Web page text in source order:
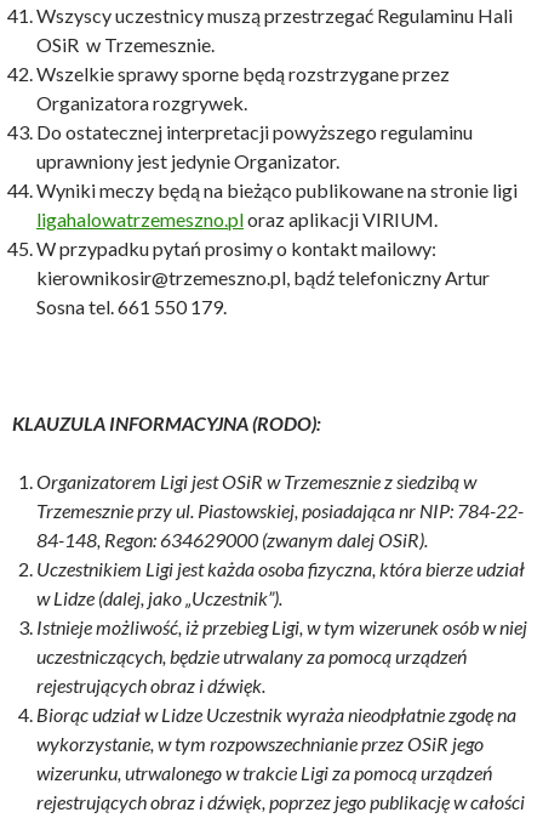
Wszyscy uczestnicy muszą przestrzegać Regulaminu Hali
OSiR w Trzemesznie.
Wszelkie sprawy sporne będą rozstrzygane przez
Organizatora rozgrywek.
Do ostatecznej interpretacji powyższego regulaminu
uprawniony jest jedynie Organizator.
Wyniki meczy będą na bieżąco publikowane na stronie ligi
ligahalowatrzemeszno.ploraz aplikacji VIRIUM.
W przypadku pytań prosimy o kontakt mailowy:
kierownikosir@trzemeszno.pl, bądź telefoniczny Artur
Sosna tel. 661 550 179.
KLAUZULA INFORMACYJNA (RODO):
Organizatorem Ligi jest OSiR w Trzemesznie z siedzibą w
Trzemesznie przy ul. Piastowskiej, posiadająca nr NIP: 784-22-
84-148, Regon: 634629000 (zwanym dalej OSiR).
Uczestnikiem Ligi jest każda osoba fizyczna, która bierze udział
w Lidze (dalej, jako „Uczestnik”).
Istnieje możliwość, iż przebieg Ligi, w tym wizerunek osób w niej
uczestniczących, będzie utrwalany za pomocą urządzeń
rejestrujących obraz i dźwięk.
Biorąc udział w Lidze Uczestnik wyraża nieodpłatnie zgodę na
wykorzystanie, w tym rozpowszechnianie przez OSiR jego
wizerunku, utrwalonego w trakcie Ligi za pomocą urządzeń
rejestrujących obraz i dźwięk, poprzez jego publikację w całości